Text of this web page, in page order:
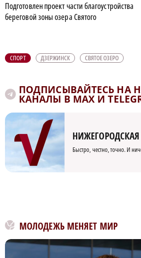
Подготовлен проект части благоустройства
береговой зоны озера Святого
СПОРТ ДЗЕРЖИНСК СВЯТОЕ ОЗЕРО
ПОДПИСЫВАЙТЕСЬ НА
КАНАЛЫ В MAX И
Быстро, честно, точно. И
МОЛОДЕЖЬ МЕНЯЕТ МИР